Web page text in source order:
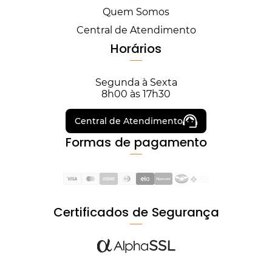
Quem Somos
Central de Atendimento
Horários
Segunda à Sexta
8h00 às 17h30
Central de Atendimento
Formas de pagamento
Certificados de Segurança